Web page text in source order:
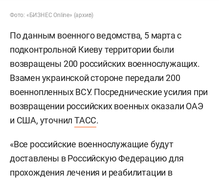
Фото: «БИЗНЕС Online» (архив)
По данным военного ведомства, 5 марта с
подконтрольной Киеву территории были
возвращены 200 российских военнослужащих.
Взамен украинской стороне передали 200
военнопленных ВСУ. Посреднические усилия при
возвращении российских военных оказали ОАЭ
и США, уточнилТАСС.
«Все российские военнослужащие будут
доставлены в Российскую Федерацию для
прохождения лечения и реабилитации в